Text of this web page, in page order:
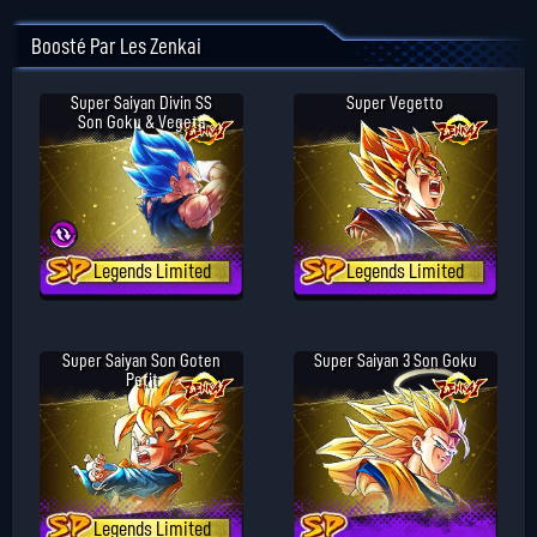
Boosté Par Les Zenkai
Super Saiyan Divin SS
Son Goku & Vegeta
Legends Limited
Super Vegetto
Legends Limited
Super Saiyan Son Goten
Petit
Legends Limited
Super Saiyan 3 Son Goku